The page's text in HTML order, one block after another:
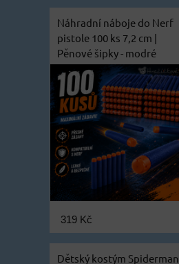
Náhradní náboje do Nerf
pistole 100 ks 7,2 cm |
Pěnové šipky - modré
319 Kč
Dětský kostým Spiderman